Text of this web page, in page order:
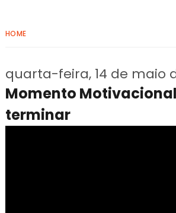
HOME
quarta-feira, 14 de maio
Momento
terminar